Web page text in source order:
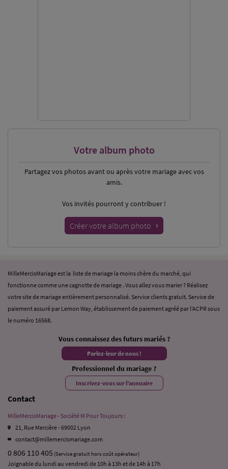
Votre album photo
Partagez vos photosavant ou après votre mariage avec vos
amis.
Vos invités pourront y contribuer !
Créer votre album photo
MilleMercisMariage est la liste de mariage la moins chère du marché, qui
fonctionne comme une cagnotte de mariage . Vous allez vous marier ? Réalisez
votre site de mariage entièrement personnalisé. Service clients gratuit. Service de
paiement assuré par Lemon Way, établissement de paiement agréé par l’ACPR sous
le numéro 16568.
Vous connaissez des futurs mariés ?
Parlez-leur de nous !
Professionnel du mariage ?
Inscrivez-vous sur l’annuaire
Contact
MilleMercisMariage - Société M Pour Toujours :
21, Rue Mercière - 69002 Lyon
contact@millemercismariage.com
0 806 110 405 (Service gratuit hors coût opérateur)
Joignable du lundi au vendredi de 10h à 13h et de 14h à 17h